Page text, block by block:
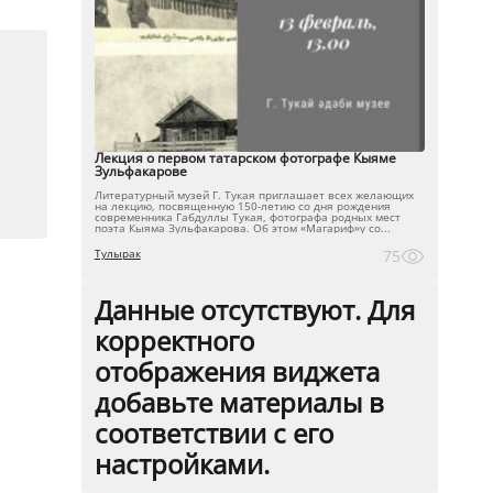
Лекция о первом татарском фотографе Кыяме
Зульфакарове
Литературный музей Г. Тукая приглашает всех желающих
на лекцию, посвященную 150-летию со дня рождения
современника Габдуллы Тукая, фотографа родных мест
поэта Кыяма Зульфакарова. Об этом «Магариф»у со...
Тулырак
75
Данные отсутствуют. Для
корректного
отображения виджета
добавьте материалы в
соответствии с его
настройками.